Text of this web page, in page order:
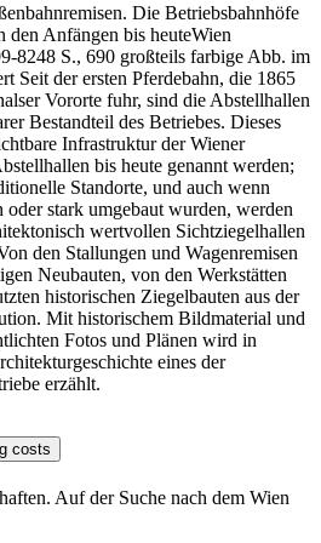
Die Betriebsbahnhöfe
den Anfängen bis heuteWien
8248 S., 690 großteils farbige Abb. im
Seit der ersten Pferdebahn, die 1865
Vororte fuhr, sind die Abstellhallen
Bestandteil des Betriebes. Dieses
Infrastruktur der Wiener
bis heute genannt werden;
Standorte, und auch wenn
oder stark umgebaut wurden, werden
wertvollen Sichtziegelhallen
den Stallungen und Wagenremisen
Neubauten, von den Werkstätten
historischen Ziegelbauten aus der
Mit historischem Bildmaterial und
Fotos und Plänen wird in
eines der
erzählt.
costs